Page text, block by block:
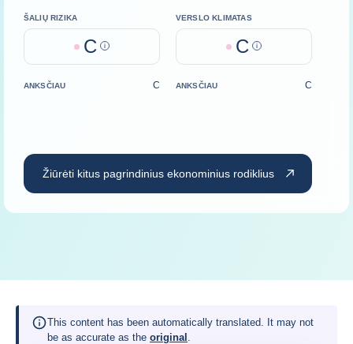
ŠALIŲ RIZIKA
C Help
VERSLO KLIMATAS
C Help
ANKSČIAU C ANKSČIAU C
Žiūrėti kitus pagrindinius ekonominius rodiklius
This content has been automatically translated. It may not
be as accurate as the original .